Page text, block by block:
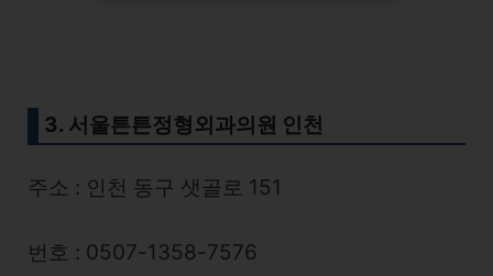
3. 서울튼튼정형외과의원 인천
주소 : 인천 동구 샛골로 151
번호 : 0507-1358-7576